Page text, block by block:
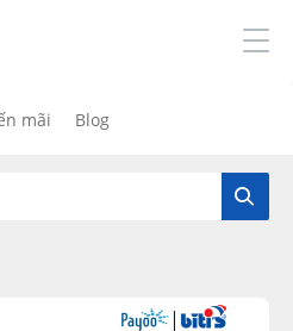
ký
mãi Blog